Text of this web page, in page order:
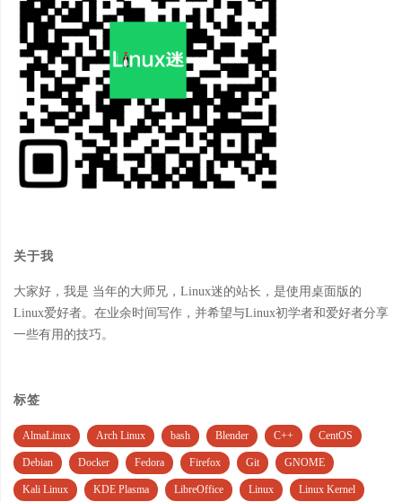
关于我
大家好，我是 当年的大师兄，Linux迷的站长，是使用桌面版的
Linux爱好者。在业余时间写作，并希望与Linux初学者和爱好者分享
一些有用的技巧。
标签
AlmaLinux Arch Linux bash Blender C++ CentOS
Debian Docker Fedora Firefox Git GNOME
Kali Linux KDE Plasma LibreOffice Linux Linux Kernel